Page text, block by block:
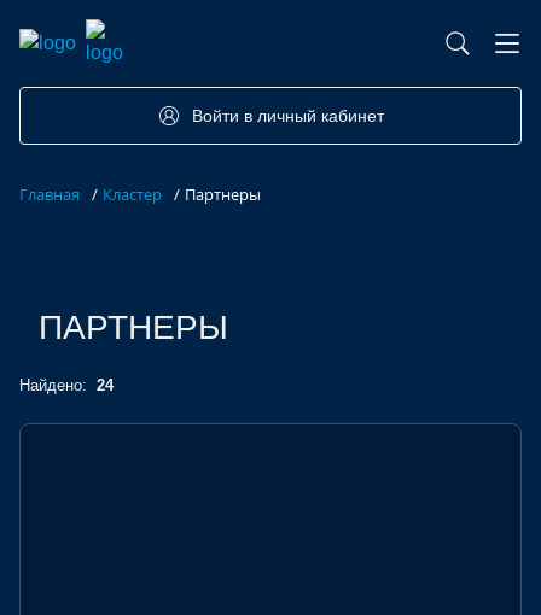
Войти в личный кабинет
Главная / Кластер / Партнеры
ПАРТНЕРЫ
Найдено: 24